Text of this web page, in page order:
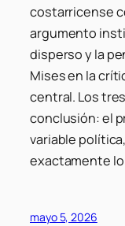
costarricense
argumento
disperso y la
Mises en la
central. Los
conclusión: el
variable
exactamente
mayo 5, 2026